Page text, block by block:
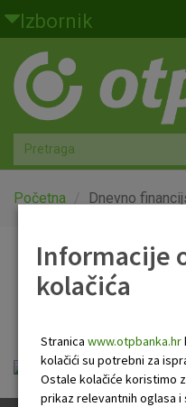
Skoči na glavni sadržaj
Izbornik
Građani
Privatno bankarstvo
Agro
Mala poduzeća i obrtnici
Globalna tržišta
O nama
Početna Dnevno
Dnevno
OTP Dnevno
Informacije
kolačića
Stranica www.otpbanka.hr
kolačići su potrebni za
Ostale kolačiće koristimo
prikaz relevantnih oglasa i